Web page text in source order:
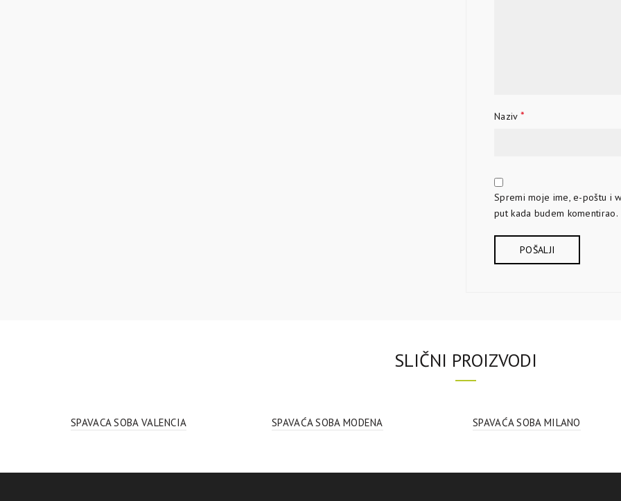
Naziv *
Spremi moje ime, e-poštu i
put kada budem komentirao.
SLIČNI PROIZVODI
SPAVACA SOBA VALENCIA SPAVAĆA SOBA MODENA SPAVAĆA SOBA MILANO